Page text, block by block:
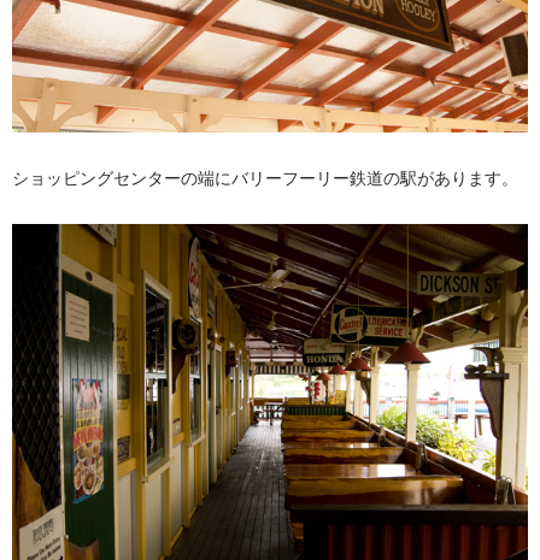
ショッピングセンターの端にバリーフーリー鉄道の駅があります。